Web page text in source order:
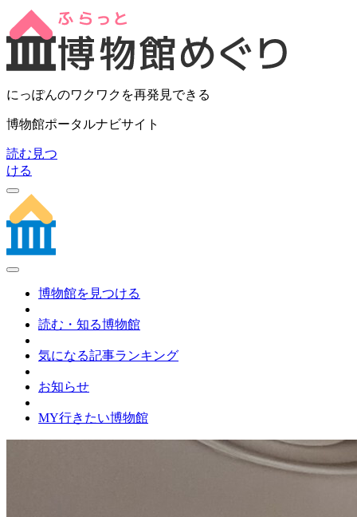
にっぽんのワクワクを再発見できる
博物館ポータルナビサイト
読む 見つ
ける
博物館を見つける
読む・知る博物館
気になる記事ランキング
お知らせ
MY行きたい博物館